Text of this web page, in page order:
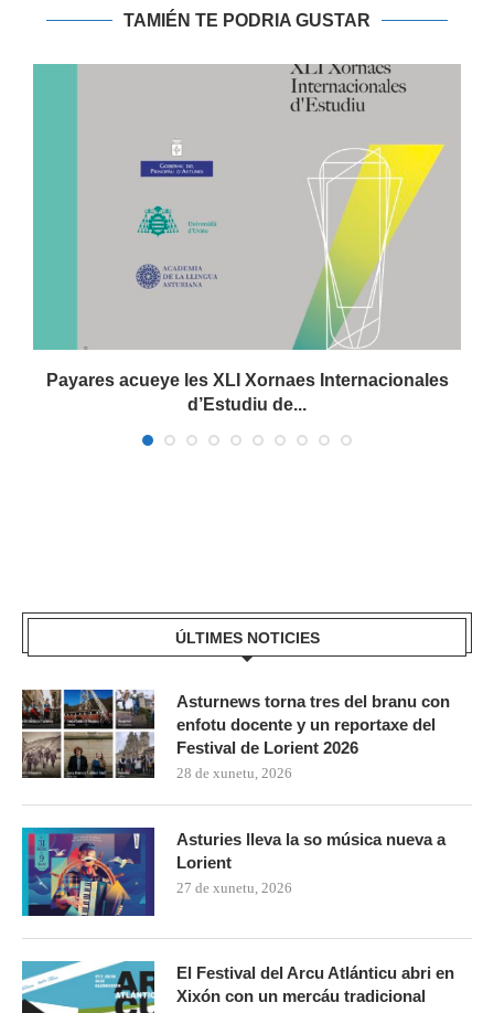
TAMIÉN TE PODRIA GUSTAR
Payares acueye les XLI Xornaes Internacionales
d’Estudiu de...
ÚLTIMES NOTICIES
Asturnews torna tres del branu con
enfotu docente y un reportaxe del
Festival de Lorient 2026
28 de xunetu, 2026
Asturies lleva la so música nueva a
Lorient
27 de xunetu, 2026
El Festival del Arcu Atlánticu abri en
Xixón con un mercáu tradicional